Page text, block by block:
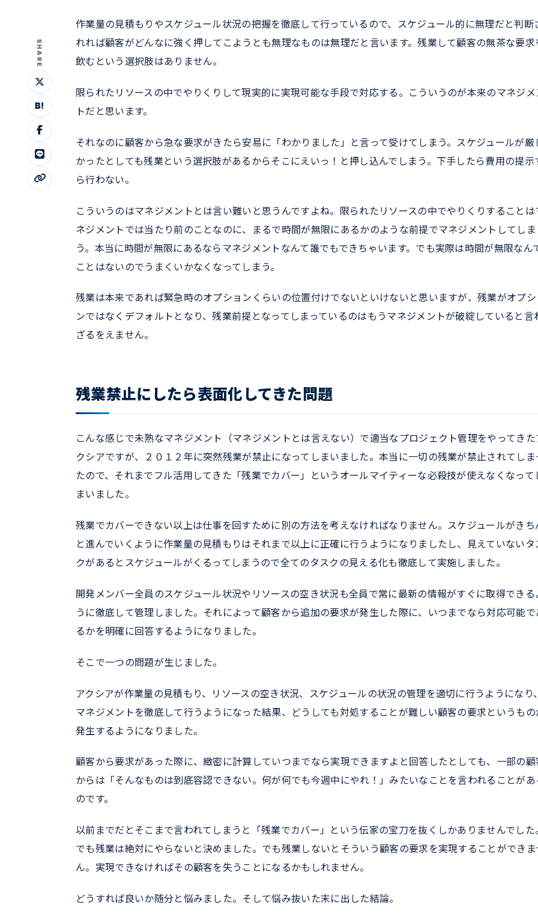
SHARE
B!
作業量の見積もりやスケジュール状況の把握を徹底して行っているので、スケジュール的に無理だと判断
れれば顧客がどんなに強く押してこようとも無理なものは無理だと言います。残業して顧客の無茶な要求
飲むという選択肢はありません。
限られたリソースの中でやりくりして現実的に実現可能な手段で対応する。こういうのが本来のマネジメ
トだと思います。
それなのに顧客から急な要求がきたら安易に「わかりました」と言って受けてしまう。スケジュールが厳
かったとしても残業という選択肢があるからそこにえいっ！と押し込んでしまう。下手したら費用の提示
ら行わない。
こういうのはマネジメントとは言い難いと思うんですよね。限られたリソースの中でやりくりすることは
ネジメントでは当たり前のことなのに、まるで時間が無限にあるかのような前提でマネジメントしてしま
う。本当に時間が無限にあるならマネジメントなんて誰でもできちゃいます。でも実際は時間が無限なん
ことはないのでうまくいかなくなってしまう。
残業は本来であれば緊急時のオプションくらいの位置付けでないといけないと思いますが、残業がオプシ
ンではなくデフォルトとなり、残業前提となってしまっているのはもうマネジメントが破綻していると言
ざるをえません。
残業禁止にしたら表面化してきた問題
こんな感じで未熟なマネジメント（マネジメントとは言えない）で適当なプロジェクト管理をやってきた
クシアですが、２０１２年に突然残業が禁止になってしまいました。本当に一切の残業が禁止されてしま
たので、それまでフル活用してきた「残業でカバー」というオールマイティーな必殺技が使えなくなって
まいました。
残業でカバーできない以上は仕事を回すために別の方法を考えなければなりません。スケジュールがきち
と進んでいくように作業量の見積もりはそれまで以上に正確に行うようになりましたし、見えていないタ
クがあるとスケジュールがくるってしまうので全てのタスクの見える化も徹底して実施しました。
開発メンバー全員のスケジュール状況やリソースの空き状況も全員で常に最新の情報がすぐに取得できる
うに徹底して管理しました。それによって顧客から追加の要求が発生した際に、いつまでなら対応可能で
るかを明確に回答するようになりました。
そこで一つの問題が生じました。
アクシアが作業量の見積もり、リソースの空き状況、スケジュールの状況の管理を適切に行うようになり、
マネジメントを徹底して行うようになった結果、どうしても対処することが難しい顧客の要求というもの
発生するようになりました。
顧客から要求があった際に、緻密に計算していつまでなら実現できますよと回答したとしても、一部の顧
からは「そんなものは到底容認できない。何が何でも今週中にやれ！」みたいなことを言われることがあ
のです。
以前までだとそこまで言われてしまうと「残業でカバー」という伝家の宝刀を抜くしかありませんでした
でも残業は絶対にやらないと決めました。でも残業しないとそういう顧客の要求を実現することができま
ん。実現できなければその顧客を失うことになるかもしれません。
どうすれば良いか随分と悩みました。そして悩み抜いた末に出した結論。